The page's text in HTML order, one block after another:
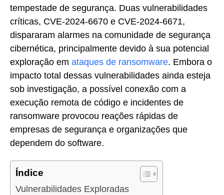
tempestade de segurança. Duas vulnerabilidades
críticas, CVE-2024-6670 e CVE-2024-6671,
dispararam alarmes na comunidade de segurança
cibernética, principalmente devido à sua potencial
exploração em ataques de ransomware. Embora o
impacto total dessas vulnerabilidades ainda esteja
sob investigação, a possível conexão com a
execução remota de código e incidentes de
ransomware provocou reações rápidas de
empresas de segurança e organizações que
dependem do software.
Índice
Vulnerabilidades Exploradas